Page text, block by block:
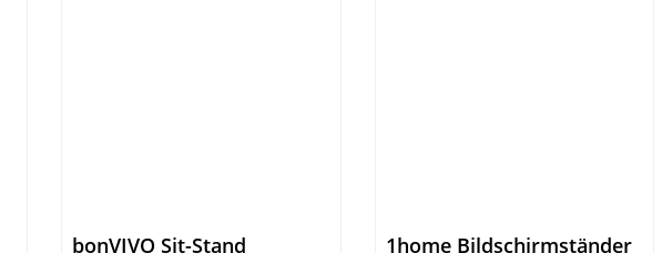
bonVIVO Sit-Stand
1home Bildschirmständer